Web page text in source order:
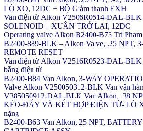
LÒ XO, 12DC + BỘ Giảm thanh EXH
Van điện từ Alkon V2506R0514-DAL-BLK
SOLENOID – XUÂN TRỞ LẠI, 12DC
Operating valve Alkon B2400-B73 Tri
B2400-889-BLK – Alkon Valve, .25 NPT,
REMOTE RESET
Van điện từ Alkon V2516R0523-DAL-BLK
bằng điện từ
B2400-B84 Van Alkon, 3-WAY
Valve Alkon V250050312-BLK Van vận
V385050912-DAL-BLK Van Alkon, .38
KÉO-ĐẨY VÀ KẾT HỢP ĐIỆN TỪ- LÒ
nặng
B2400-B63 Van Alkon, 25 NPT,